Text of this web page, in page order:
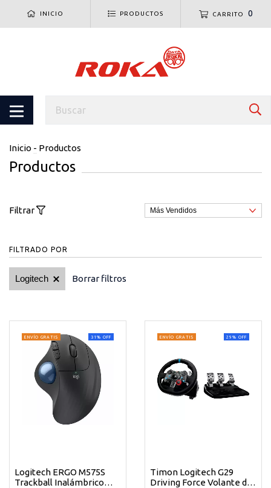
INICIO PRODUCTOS CARRITO 0
Inicio - Productos
Productos
Filtrar
FILTRADO POR
Logitech Borrar filtros
31 % OFF
ENVÍO GRATIS
Logitech ERGO M575S
Trackball Inalámbrico
29 % OFF
ENVÍO GRATIS
Timon Logitech G29
Driving Force Volante de